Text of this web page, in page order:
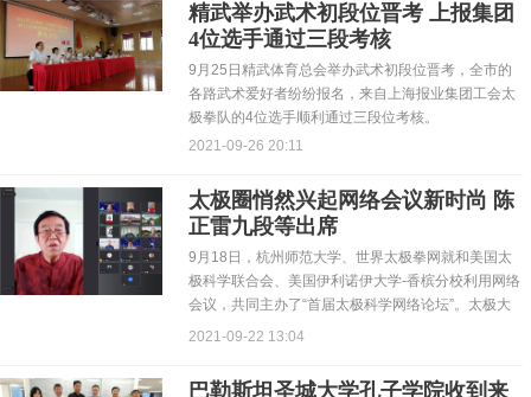
精武举办武术初段位晋考 上报集团
4位选手通过三段考核
9月25日精武体育总会举办武术初段位晋考，全市的
各路武术爱好者纷纷报名，来自上海报业集团工会太
极拳队的4位选手顺利通过三段位考核。
2021-09-26 20:11
太极圈悄然兴起网络会议新时尚 陈
正雷九段等出席
9月18日，杭州师范大学、世界太极拳网就和美国太
极科学联合会、美国伊利诺伊大学-香槟分校利用网络
会议，共同主办了“首届太极科学网络论坛”。太极大
师陈正雷、...
2021-09-22 13:04
巴勒斯坦圣城大学孔子学院收到来